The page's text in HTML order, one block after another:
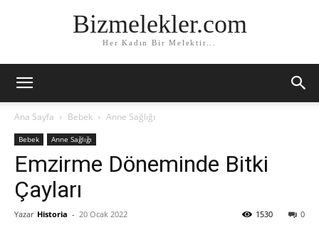
Bizmelekler.com
Her Kadın Bir Melektir...
Ana Sayfa Bebek Anne Sağlığı
Bebek Anne Sağlığı
Emzirme Döneminde Bitki
Çayları
Yazar Historia - 20 Ocak 2022 0
1530